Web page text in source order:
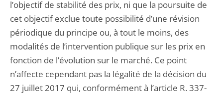
l’objectif de stabilité des prix, ni que la poursuite de
cet objectif exclue toute possibilité d’une révision
périodique du principe ou, à tout le moins, des
modalités de l’intervention publique sur les prix en
fonction de l’évolution sur le marché. Ce point
n’affecte cependant pas la légalité de la décision du
27 juillet 2017 qui, conformément à l’article R. 337-